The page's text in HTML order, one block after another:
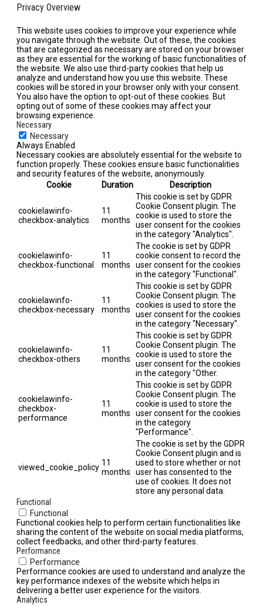
Privacy Overview
This website uses cookies to improve your experience while
you navigate through the website. Out of these, the cookies
that are categorized as necessary are stored on your browser
as they are essential for the working of basic functionalities of
the website. We also use third-party cookies that help us
analyze and understand how you use this website. These
cookies will be stored in your browser only with your consent.
You also have the option to opt-out of these cookies. But
opting out of some of these cookies may affect your
browsing experience.
Necessary
Necessary
Always Enabled
Necessary cookies are absolutely essential for the website to
function properly. These cookies ensure basic functionalities
and security features of the website, anonymously.
Cookie
Duration Description
cookielawinfo-
checkbox-analytics
11
months
This cookie is set by GDPR
Cookie Consent plugin. The
cookie is used to store the
user consent for the cookies
in the category "Analytics".
cookielawinfo-
checkbox-functional
11
months
The cookie is set by GDPR
cookie consent to record the
user consent for the cookies
in the category "Functional".
cookielawinfo-
checkbox-necessary
11
months
This cookie is set by GDPR
Cookie Consent plugin. The
cookies is used to store the
user consent for the cookies
in the category "Necessary".
cookielawinfo-
checkbox-others
11
months
This cookie is set by GDPR
Cookie Consent plugin. The
cookie is used to store the
user consent for the cookies
in the category "Other.
cookielawinfo-
checkbox-
performance
11
months
This cookie is set by GDPR
Cookie Consent plugin. The
cookie is used to store the
user consent for the cookies
in the category
"Performance".
viewed_cookie_policy 11
months
The cookie is set by the GDPR
Cookie Consent plugin and is
used to store whether or not
user has consented to the
use of cookies. It does not
store any personal data.
Functional
Functional
Functional cookies help to perform certain functionalities like
sharing the content of the website on social media platforms,
collect feedbacks, and other third-party features.
Performance
Performance
Performance cookies are used to understand and analyze the
key performance indexes of the website which helps in
delivering a better user experience for the visitors.
Analytics